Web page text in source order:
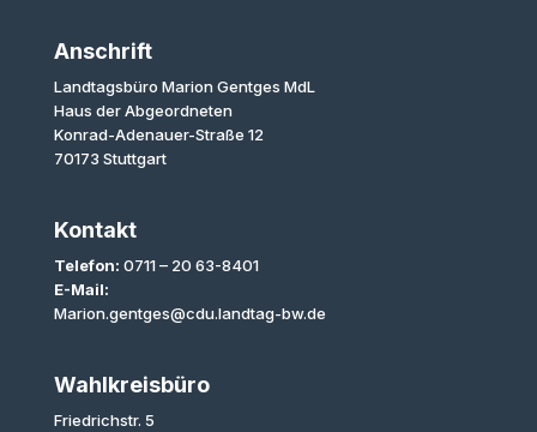
Anschrift
Landtagsbüro Marion Gentges MdL
Haus der Abgeordneten
Konrad-Adenauer-Straße 12
70173 Stuttgart
Kontakt
Telefon: 0711 – 20 63-8401
E-Mail:
Marion.gentges@cdu.landtag-bw.de
Wahlkreisbüro
Friedrichstr. 5